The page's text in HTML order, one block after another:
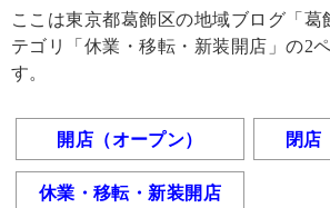
ここは東京都葛飾区の地域ブログ「葛
テゴリ「休業・移転・新装開店」の2
す。
開店（オープン） 閉店
休業・移転・新装開店